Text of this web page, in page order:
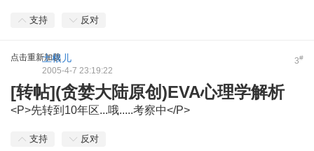
支持 反对
点击重新加载 3#
土根儿
2005-4-7 23:19:22
[转帖](贪婪大陆原创)EVA心理学解析
<P>先转到10年区...哦.....考察中</P>
支持 反对